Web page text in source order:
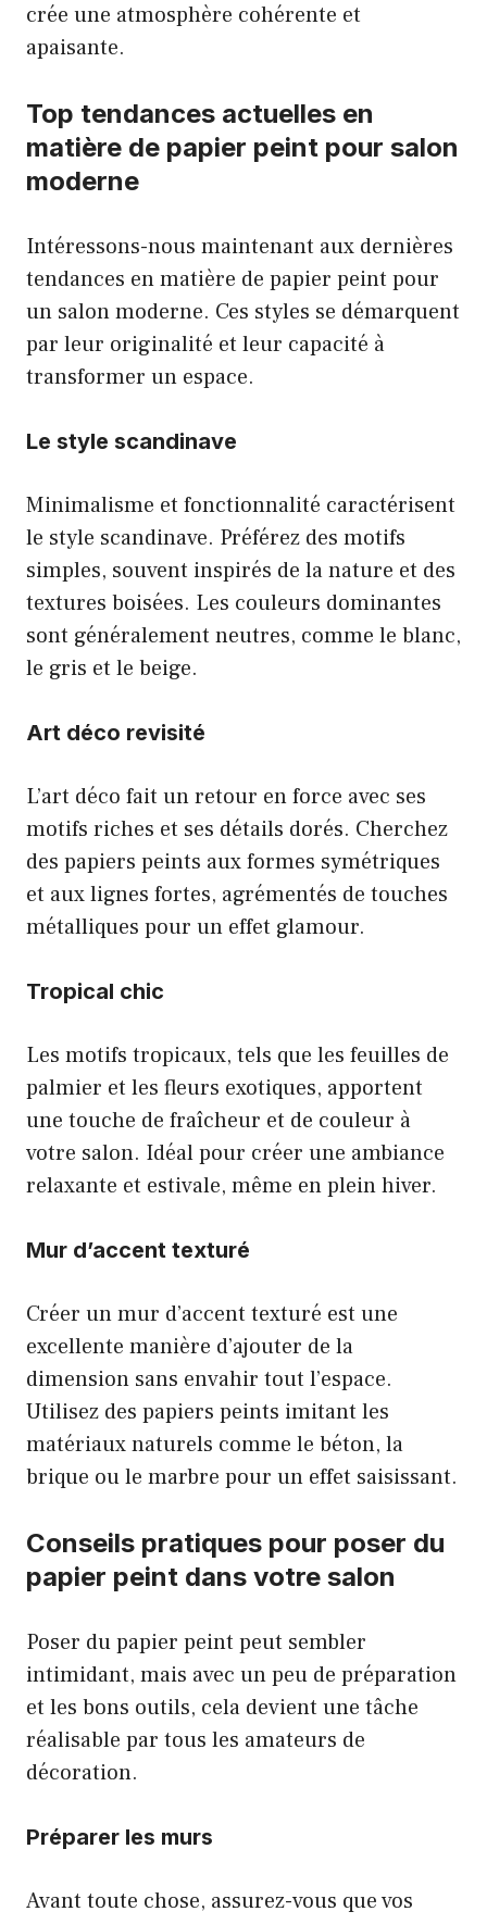
crée une atmosphère cohérente et
apaisante.
Top tendances actuelles en
matière de papier peint pour salon
moderne
Intéressons-nous maintenant aux dernières
tendances en matière de papier peint pour
un salon moderne. Ces styles se démarquent
par leur originalité et leur capacité à
transformer un espace.
Le style scandinave
Minimalisme et fonctionnalité caractérisent
le style scandinave. Préférez des motifs
simples, souvent inspirés de la nature et des
textures boisées. Les couleurs dominantes
sont généralement neutres, comme le blanc,
le gris et le beige.
Art déco revisité
L’art déco fait un retour en force avec ses
motifs riches et ses détails dorés. Cherchez
des papiers peints aux formes symétriques
et aux lignes fortes, agrémentés de touches
métalliques pour un effet glamour.
Tropical chic
Les motifs tropicaux, tels que les feuilles de
palmier et les fleurs exotiques, apportent
une touche de fraîcheur et de couleur à
votre salon. Idéal pour créer une ambiance
relaxante et estivale, même en plein hiver.
Mur d’accent texturé
Créer un mur d’accent texturé est une
excellente manière d’ajouter de la
dimension sans envahir tout l’espace.
Utilisez des papiers peints imitant les
matériaux naturels comme le béton, la
brique ou le marbre pour un effet saisissant.
Conseils pratiques pour poser du
papier peint dans votre salon
Poser du papier peint peut sembler
intimidant, mais avec un peu de préparation
et les bons outils, cela devient une tâche
réalisable par tous les amateurs de
décoration.
Préparer les murs
Avant toute chose, assurez-vous que vos